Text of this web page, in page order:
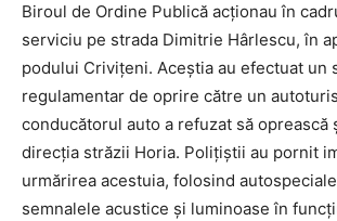
Biroul de Ordine Publică acționau în
serviciu pe strada Dimitrie Hârlescu, în
podului Crivițeni. Aceștia au efectuat un
regulamentar de oprire către un
conducătorul auto a refuzat să oprească
direcția străzii Horia. Polițiștii au pornit
urmărirea acestuia, folosind
semnalele acustice și luminoase în